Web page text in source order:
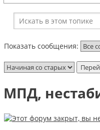
Показать сообщения:
МПД,